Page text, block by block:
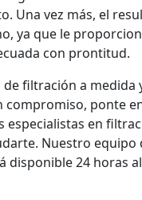
Una vez más, el
ya que le
con prontitud.
de filtración a medida
compromiso, ponte
especialistas en
Nuestro equipo
disponible 24 horas